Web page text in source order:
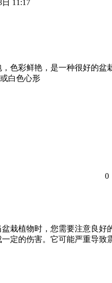
日 11:17
色彩鲜艳，是一种很好的
白色心形
0
栽植物时，您需要注意良
定的伤害。它可能严重导